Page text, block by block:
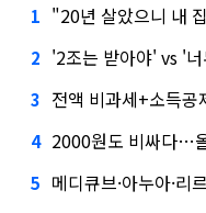
1 "20년 살았으니 내
2 '2조는 받아야' vs '
3 전액 비과세+소득공
4 2000원도 비싸다…올
5 메디큐브·아누아·